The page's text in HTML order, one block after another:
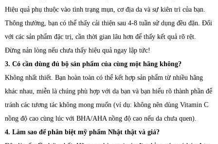
Hiệu quả phụ thuộc vào tình trạng mụn, cơ địa da và sự kiên trì của bạn.
Thông thường, bạn có thể thấy cải thiện sau 4-8 tuần sử dụng đều đặn. Đối
với các sản phẩm đặc trị, cần thời gian lâu hơn để thấy kết quả rõ rệt.
Đừng nản lòng nếu chưa thấy hiệu quả ngay lập tức!
3. Có cần dùng đủ bộ sản phẩm của cùng một hãng không?
Không nhất thiết. Bạn hoàn toàn có thể kết hợp sản phẩm từ nhiều hãng
khác nhau, miễn là chúng phù hợp với da bạn và bạn hiểu rõ thành phần để
tránh các tương tác không mong muốn (ví dụ: không nên dùng Vitamin C
nồng độ cao cùng lúc với BHA/AHA nồng độ cao nếu da chưa quen).
4. Làm sao để phân biệt mỹ phẩm Nhật thật và giả?